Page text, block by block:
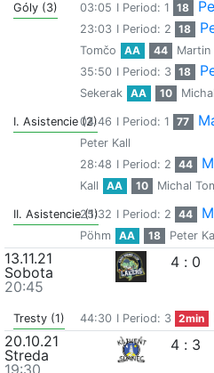
Góly (3) 03:05 I Period: 1 18
23:03 I Period: 2 18
Tomčo
AA 44
Martin
35:50 I Period: 3 18
Sekerak
AA 10
I. Asistencie (2)04:46 I Period: 1 77
Peter Kall
28:48 I Period: 2 44
Kall
AA 10 Michal
II. Asistencie (1)
25:32 I Period: 2 44
Pöhm
AA 18 Peter
13.11.21
Sobota
20:45
4 : 0
Tresty (1) 44:30 I Period: 3 2min
20.10.21
Streda
19:30
4 : 3